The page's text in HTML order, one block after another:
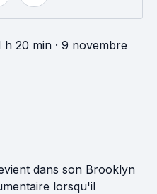
h 20 min · 9 novembre
dans son Brooklyn
lorsqu'il